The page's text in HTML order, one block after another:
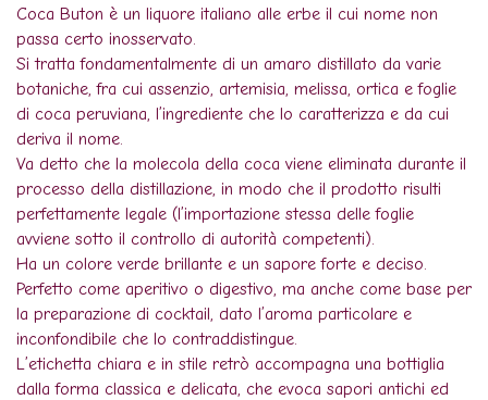
Coca Buton è un liquore italiano alle erbe il cui nome non
passa certo inosservato.
Si tratta fondamentalmente di un amaro distillato da varie
botaniche, fra cui assenzio, artemisia, melissa, ortica e foglie
di coca peruviana, l’ingrediente che lo caratterizza e da cui
deriva il nome.
Va detto che la molecola della coca viene eliminata durante il
processo della distillazione, in modo che il prodotto risulti
perfettamente legale (l’importazione stessa delle foglie
avviene sotto il controllo di autorità competenti).
Ha un colore verde brillante e un sapore forte e deciso.
Perfetto come aperitivo o digestivo, ma anche come base per
la preparazione di cocktail, dato l’aroma particolare e
inconfondibile che lo contraddistingue.
L’etichetta chiara e in stile retrò accompagna una bottiglia
dalla forma classica e delicata, che evoca sapori antichi ed